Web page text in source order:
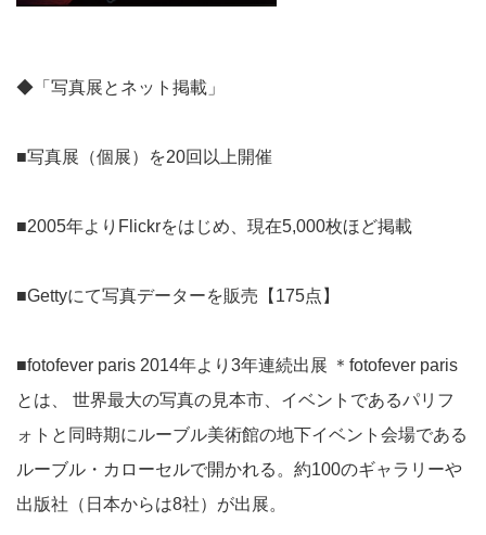
◆「写真展とネット掲載」
■写真展（個展）を20回以上開催
■2005年よりFlickrをはじめ、現在5,000枚ほど掲載
■Gettyにて写真データーを販売【175点】
■fotofever paris 2014年より3年連続出展 ＊fotofever paris
とは、 世界最大の写真の見本市、イベントであるパリフ
ォトと同時期にルーブル美術館の地下イベント会場である
ルーブル・カローセルで開かれる。約100のギャラリーや
出版社（日本からは8社）が出展。